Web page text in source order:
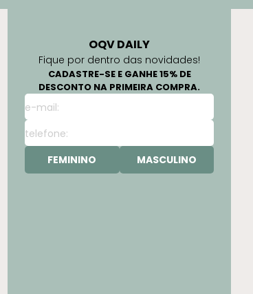
OQV DAILY
Fique por dentro das novidades!
CADASTRE-SE E GANHE 15% DE
DESCONTO NA PRIMEIRA COMPRA.
FEMININO MASCULINO